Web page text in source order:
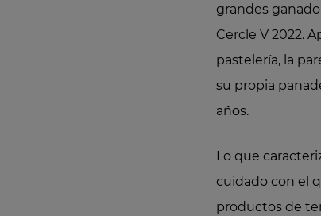
grandes
Cercle V 2022.
pastelería, la
su propia
años.
Lo que
cuidado con el
productos de